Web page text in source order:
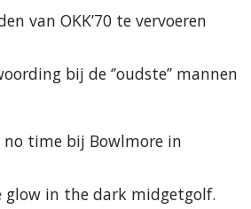
van OKK’70 te vervoeren
bij de ‘’oudste’’ mannen
no time bij Bowlmore in
glow in the dark midgetgolf.